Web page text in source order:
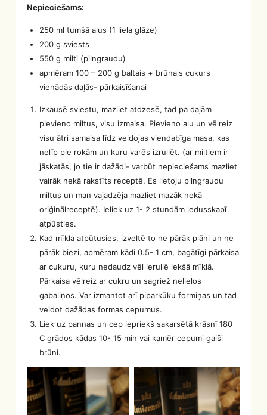
Nepieciešams:
250 ml tumšā alus (1 liela glāze)
200 g sviests
550 g milti (pilngraudu)
apmēram 100 – 200 g baltais + brūnais cukurs
vienādās daļās- pārkaisīšanai
Izkausē sviestu, mazliet atdzesē, tad pa daļām
pievieno miltus, visu izmaisa. Pievieno alu un vēlreiz
visu ātri samaisa līdz veidojas viendabīga masa, kas
nelīp pie rokām un kuru varēs izrullēt. (ar miltiem ir
jāskatās, jo tie ir dažādi- varbūt nepieciešams mazliet
vairāk nekā rakstīts receptē. Es lietoju pilngraudu
miltus un man vajadzēja mazliet mazāk nekā
oriģinālreceptē). Ieliek uz 1- 2 stundām ledusskapī
atpūsties.
Kad mīkla atpūtusies, izveltē to ne pārāk plāni un ne
pārāk biezi, apmēram kādi 0.5- 1 cm, bagātīgi pārkaisa
ar cukuru, kuru nedaudz vēl ierullē iekšā mīklā.
Pārkaisa vēlreiz ar cukru un sagriež nelielos
gabaliņos. Var izmantot arī piparkūku formiņas un tad
veidot dažādas formas cepumus.
Liek uz pannas un cep iepriekš sakarsētā krāsnī 180
C grādos kādas 10- 15 min vai kamēr cepumi gaiši
brūni.